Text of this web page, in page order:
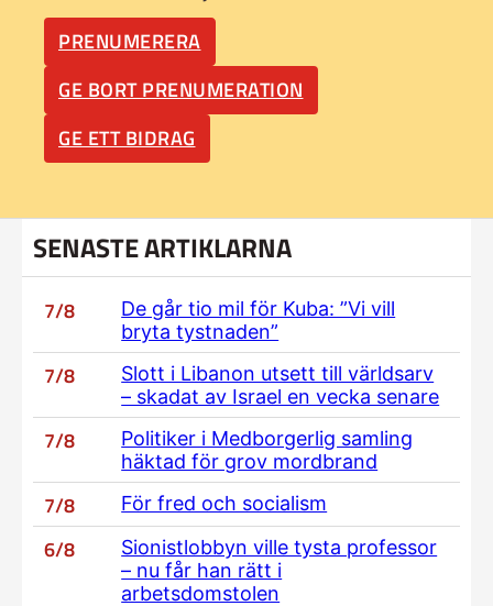
PRENUMERERA
GE BORT PRENUMERATION
GE ETT BIDRAG
SENASTE ARTIKLARNA
7/8
De går tio mil för Kuba: ”Vi vill
bryta tystnaden”
7/8
Slott i Libanon utsett till världsarv
– skadat av Israel en vecka senare
7/8
Politiker i Medborgerlig samling
häktad för grov mordbrand
7/8 För fred och socialism
6/8
Sionistlobbyn ville tysta professor
– nu får han rätt i
arbetsdomstolen